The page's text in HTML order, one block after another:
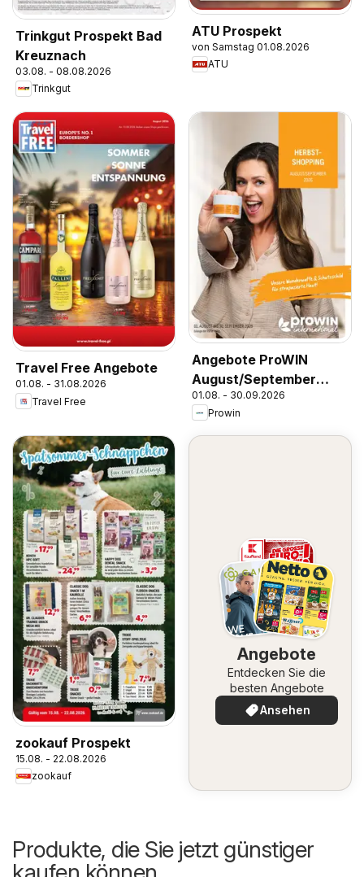
Trinkgut Prospekt Bad
Kreuznach
03.08. - 08.08.2026
Trinkgut
ATU Prospekt
von Samstag 01.08.2026
ATU
Travel Free Angebote
01.08. - 31.08.2026
Travel Free
Angebote ProWIN
August/September
2026
01.08. - 30.09.2026
Prowin
zookauf Prospekt
15.08. - 22.08.2026
zookauf
Angebote
Entdecken Sie die
besten Angebote
Ansehen
Produkte, die Sie jetzt günstiger